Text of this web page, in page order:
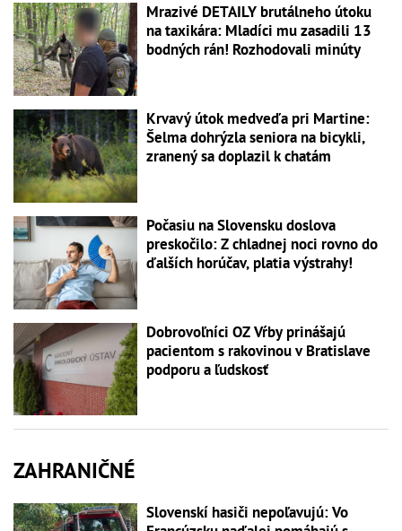
Mrazivé DETAILY brutálneho útoku
na taxikára: Mladíci mu zasadili 13
bodných rán! Rozhodovali minúty
Krvavý útok medveďa pri Martine:
Šelma dohrýzla seniora na bicykli,
zranený sa doplazil k chatám
Počasiu na Slovensku doslova
preskočilo: Z chladnej noci rovno do
ďalších horúčav, platia výstrahy!
Dobrovoľníci OZ Vŕby prinášajú
pacientom s rakovinou v Bratislave
podporu a ľudskosť
ZAHRANIČNÉ
Slovenskí hasiči nepoľavujú: Vo